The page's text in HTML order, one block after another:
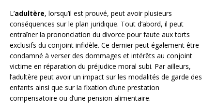
L’adultère, lorsqu’il est prouvé, peut avoir plusieurs
conséquences sur le plan juridique. Tout d’abord, il peut
entraîner la prononciation du divorce pour faute aux torts
exclusifs du conjoint infidèle. Ce dernier peut également être
condamné à verser des dommages et intérêts au conjoint
victime en réparation du préjudice moral subi. Par ailleurs,
l’adultère peut avoir un impact sur les modalités de garde des
enfants ainsi que sur la fixation d’une prestation
compensatoire ou d’une pension alimentaire.